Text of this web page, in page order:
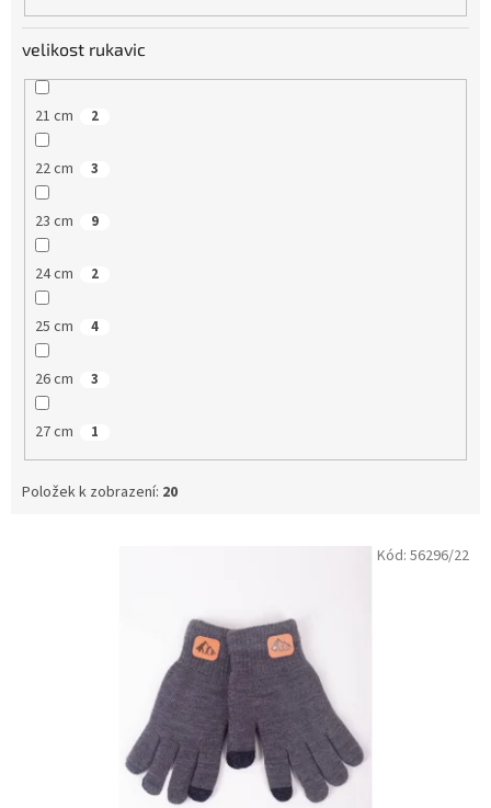
velikost rukavic
21 cm 2
22 cm 3
23 cm 9
24 cm 2
25 cm 4
26 cm 3
27 cm 1
Položek k zobrazení: 20
Kód: 56296/22